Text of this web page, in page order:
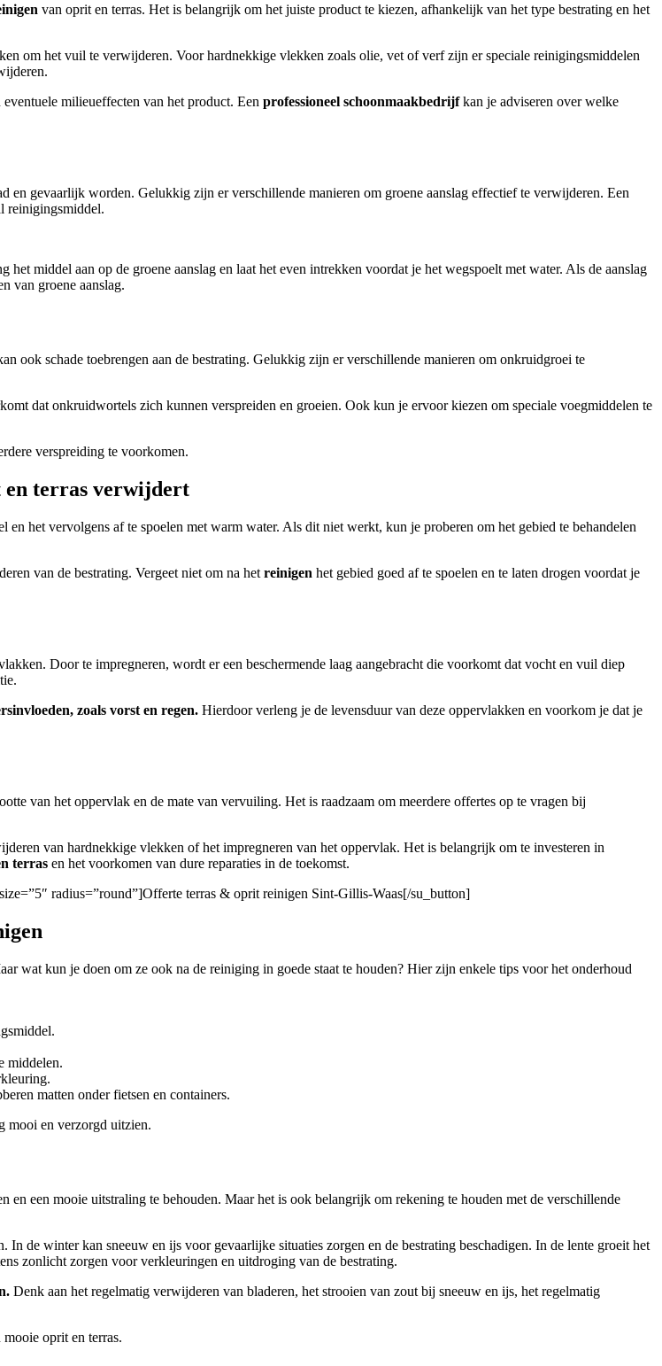
van oprit en terras. Het is belangrijk om het juiste product te kiezen, afhankelijk van het type bestrating en het
om het vuil te verwijderen. Voor hardnekkige vlekken zoals olie, vet of verf zijn er speciale reinigingsmiddelen
milieueffecten van het product. Een professioneel schoonmaakbedrijfkan je adviseren over welke
en gevaarlijk worden. Gelukkig zijn er verschillende manieren om groene aanslag effectief te verwijderen. Een
reinigingsmiddel.
middel aan op de groene aanslag en laat het even intrekken voordat je het wegspoelt met water. Als de aanslag
van groene aanslag.
ook schade toebrengen aan de bestrating. Gelukkig zijn er verschillende manieren om onkruidgroei te
dat onkruidwortels zich kunnen verspreiden en groeien. Ook kun je ervoor kiezen om speciale voegmiddelen te
verspreiding te voorkomen.
en terras verwijdert
het vervolgens af te spoelen met warm water. Als dit niet werkt, kun je proberen om het gebied te behandelen
van de bestrating. Vergeet niet om na het reinigen het gebied goed af te spoelen en te laten drogen voordat je
Door te impregneren, wordt er een beschermende laag aangebracht die voorkomt dat vocht en vuil diep
zoals vorst en regen. Hierdoor verleng je de levensduur van deze oppervlakken en voorkom je dat je
van het oppervlak en de mate van vervuiling. Het is raadzaam om meerdere offertes op te vragen bij
van hardnekkige vlekken of het impregneren van het oppervlak. Het is belangrijk om te investeren in
terras en het voorkomen van dure reparaties in de toekomst.
radius=”round”]Offerte terras & oprit reinigen Sint-Gillis-Waas[/su_button]
wat kun je doen om ze ook na de reiniging in goede staat te houden? Hier zijn enkele tips voor het onderhoud
middelen.
matten onder fietsen en containers.
mooi en verzorgd uitzien.
en een mooie uitstraling te behouden. Maar het is ook belangrijk om rekening te houden met de verschillende
de winter kan sneeuw en ijs voor gevaarlijke situaties zorgen en de bestrating beschadigen. In de lente groeit het
zonlicht zorgen voor verkleuringen en uitdroging van de bestrating.
Denk aan het regelmatig verwijderen van bladeren, het strooien van zout bij sneeuw en ijs, het regelmatig
oprit en terras.